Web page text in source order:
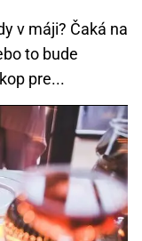
v máji? Čaká na
to bude
pre...